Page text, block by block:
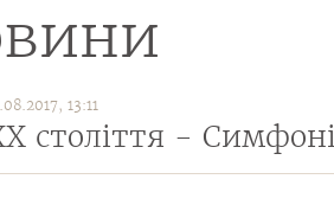
13:11
століття -